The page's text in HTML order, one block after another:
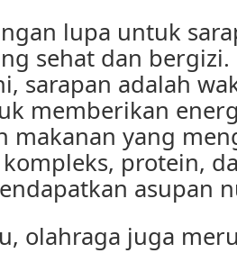
lupa untuk
sehat dan
sarapan adalah
memberikan
makanan yang
protein,
asupan
olahraga juga